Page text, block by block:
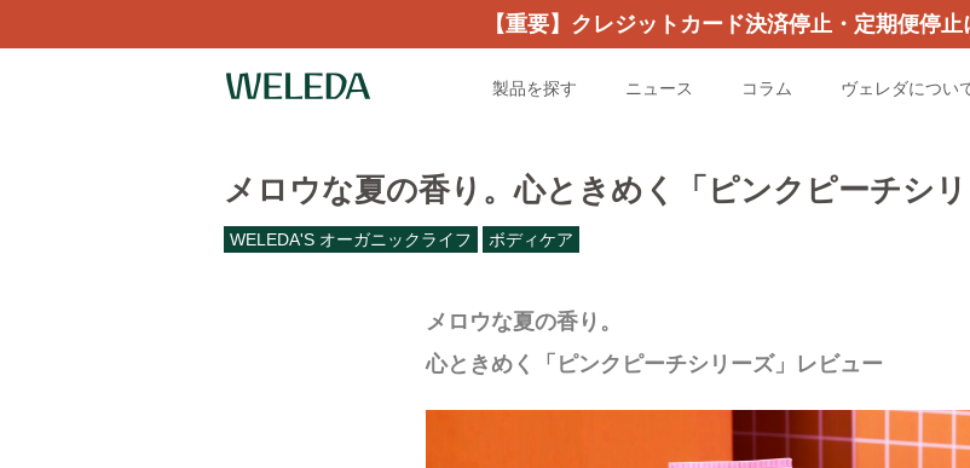
【重要】クレジットカード決済停止・定期便停
製品を探す ニュース コラム ヴェレダについ
メロウな夏の香り。心ときめく「ピンクピーチシ
WELEDA'S オーガニックライフ ボディケア
メロウな夏の香り。
心ときめく「ピンクピーチシリーズ」レビュー